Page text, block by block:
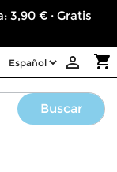
3,90 € · Gratis
shopping_cart

Buscar